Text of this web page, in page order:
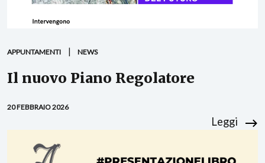
APPUNTAMENTI NEWS
Il nuovo Piano Regolatore
20 FEBBRAIO 2026
Leggi